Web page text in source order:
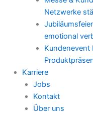
Netzwerke
emotional
Kundenevent
Karriere
Jobs
Kontakt
Über uns